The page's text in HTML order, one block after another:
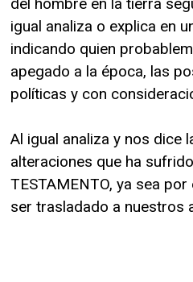
igual analiza o explica en
indicando quien
apegado a la época, las
políticas y con
Al igual analiza y nos dice
alteraciones que ha
TESTAMENTO, ya sea
ser trasladado a nuestros